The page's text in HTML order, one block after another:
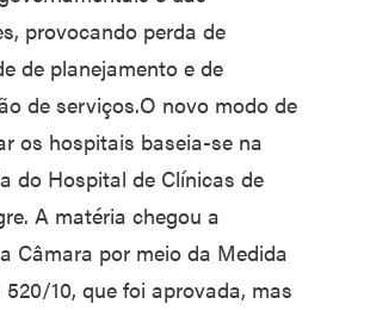
provocando perda de
de planejamento e de
de serviços.O novo modo de
os hospitais baseia-se na
do Hospital de Clínicas de
A matéria chegou a
Câmara por meio da Medida
520/10, que foi aprovada, mas